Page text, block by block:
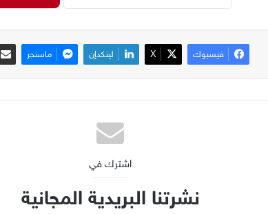
فيسبوك ‫X لينكدإن ماسنجر
اشترك في
نشرتنا البريدية المجانية